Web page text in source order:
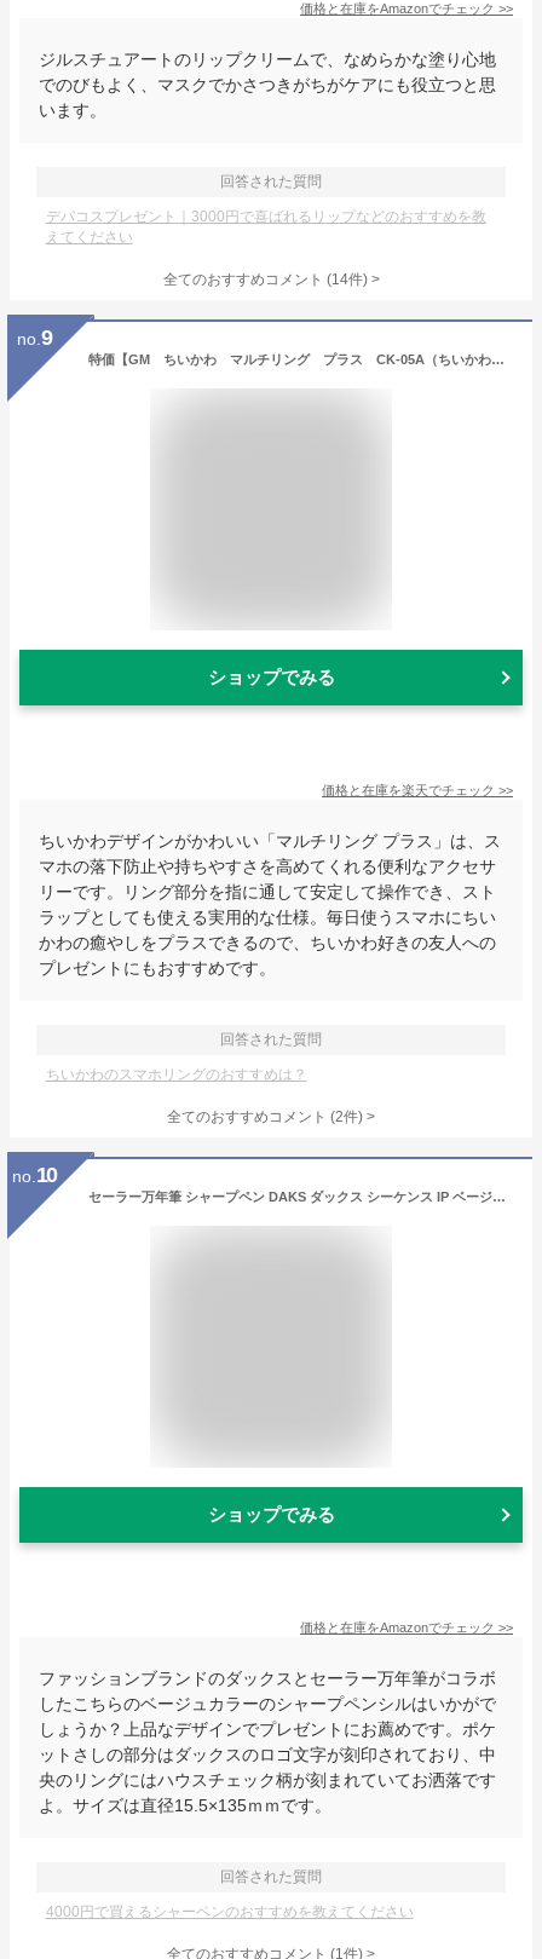
価格と在庫をAmazonでチェック >>
ジルスチュアートのリップクリームで、なめらかな塗り心地
でのびもよく、マスクでかさつきがちがケアにも役立つと思
います。
回答された質問
デパコスプレゼント｜3000円で喜ばれるリップなどのおすすめを教
えてください
全てのおすすめコメント (14件) >
no. 9
特価【GM ちいかわ マルチリング プラス CK-05A（ちいかわ）】スマホ スマホリング ホルダーリング 落下防止 ストラップ機能 スマホアクセサリー 携帯リング 携帯 リング スマホグッズ アイフォン iPhone ナガノ ながのさん
ショップでみる
価格と在庫を楽天でチェック >>
ちいかわデザインがかわいい「マルチリング プラス」は、ス
マホの落下防止や持ちやすさを高めてくれる便利なアクセサ
リーです。リング部分を指に通して安定して操作でき、スト
ラップとしても使える実用的な仕様。毎日使うスマホにちい
かわの癒やしをプラスできるので、ちいかわ好きの友人への
プレゼントにもおすすめです。
回答された質問
ちいかわのスマホリングのおすすめは？
全てのおすすめコメント (2件) >
no. 10
セーラー万年筆 シャープペン DAKS ダックス シーケンス IP ベージュ 66-1345-517 シャーペン ペンシル
ショップでみる
価格と在庫をAmazonでチェック >>
ファッションブランドのダックスとセーラー万年筆がコラボ
したこちらのベージュカラーのシャープペンシルはいかがで
しょうか？上品なデザインでプレゼントにお薦めです。ポケ
ットさしの部分はダックスのロゴ文字が刻印されており、中
央のリングにはハウスチェック柄が刻まれていてお洒落です
よ。サイズは直径15.5×135ｍｍです。
回答された質問
4000円で買えるシャーペンのおすすめを教えてください
全てのおすすめコメント (1件) >